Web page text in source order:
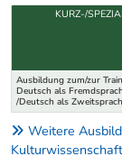
Uber weitere
Ausbildung zum/zur
Deutsch als
/Deutsch als
KURZ-/
Weitere